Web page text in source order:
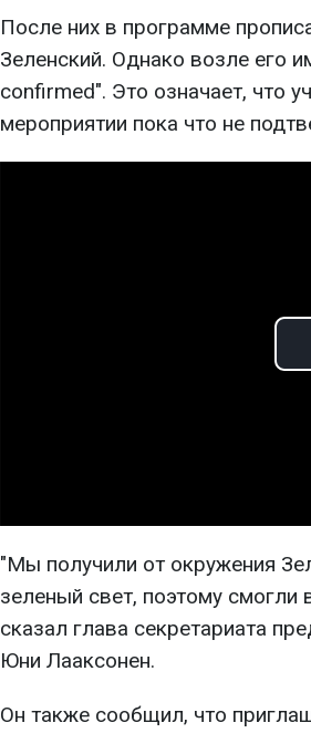
После них в программе
Зеленский. Однако возле его
confirmed". Это означает, что
мероприятии пока что не
"Мы получили от окружения
зеленый свет, поэтому смогли
сказал глава секретариата
Юни Лааксонен.
Он также сообщил, что